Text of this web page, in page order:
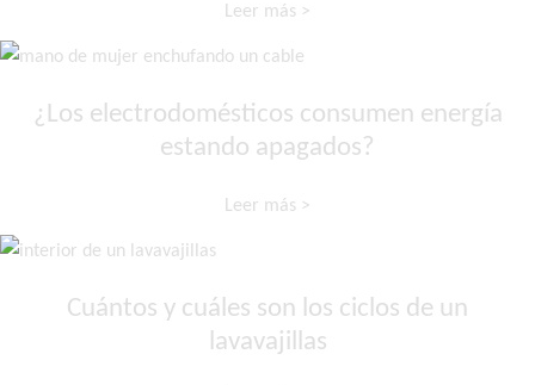
Leer más >
¿Los electrodomésticos consumen energía
estando apagados?
Leer más >
Cuántos y cuáles son los ciclos de un
lavavajillas